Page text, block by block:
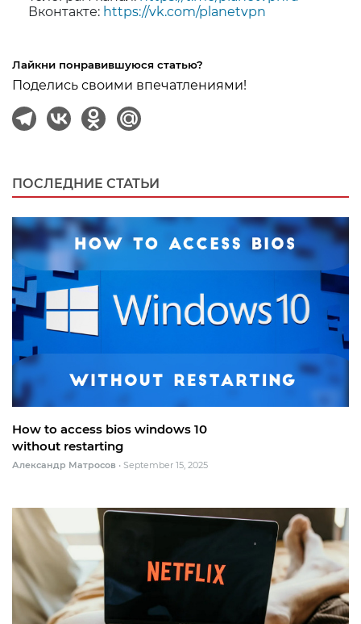
Вконтакте: https://vk.com/planetvpn
Лайкни понравившуюся статью?
Поделись своими впечатлениями!
ПОСЛЕДНИЕ СТАТЬИ
How to access bios windows 10
without restarting
Александр Матросов • September 15, 2025